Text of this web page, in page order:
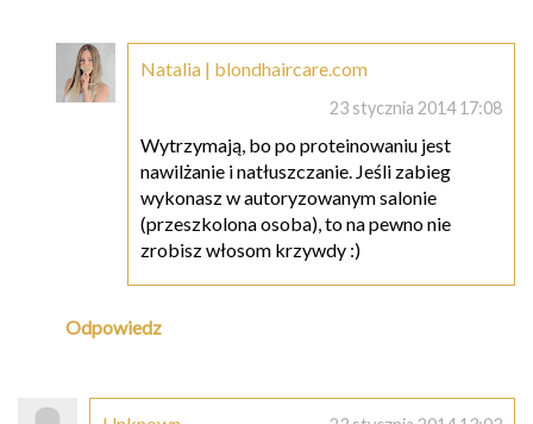
Natalia | blondhaircare.com
23 stycznia 2014 17:08
Wytrzymają, bo po proteinowaniu jest
nawilżanie i natłuszczanie. Jeśli zabieg
wykonasz w autoryzowanym salonie
(przeszkolona osoba), to na pewno nie
zrobisz włosom krzywdy :)
Odpowiedz